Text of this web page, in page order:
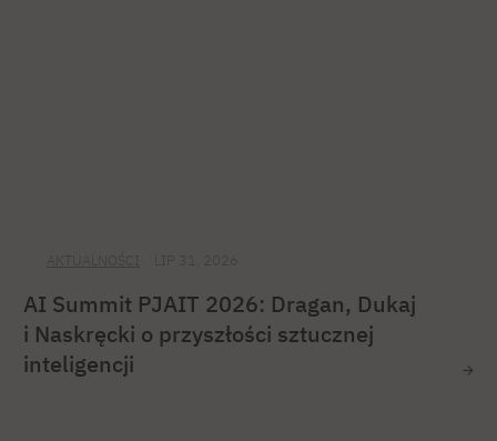
AI Summit PJAIT 2026: Dragan, Dukaj
i Naskręcki o przyszłości sztucznej
inteligencji